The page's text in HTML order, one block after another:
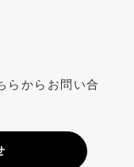
らからお問い合